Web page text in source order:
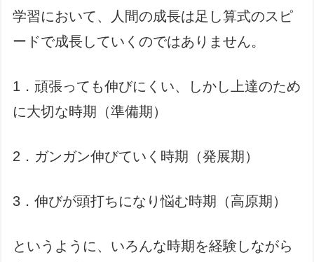
学習において、人間の成長は足し算式のスピ
ードで成長していくのではありません。
1．頑張っても伸びにくい、しかし上達のため
に大切な時期（準備期）
2．ガンガン伸びていく時期（発展期）
3．伸びが頭打ちになり悩む時期（高原期）
というように、いろんな時期を経験しながら